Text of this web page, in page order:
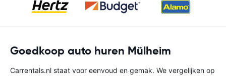
Goedkoop auto huren Mülheim
Carrentals.nl staat voor eenvoud en gemak. We vergelijken op